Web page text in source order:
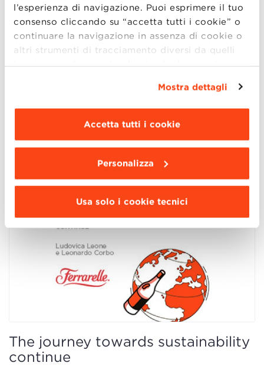
l’esperienza di navigazione. Puoi esprimere il tuo
consenso cliccando su “accetta tutti i cookie” o
continuare la navigazione in assenza di cookie o
altri strumenti di tracciamento diversi da quelli
tecnici semplicemente chiudendo il presente
Dettagli ”. Per
modificare le impostazioni di navigazione e
scegliere le funzionalità, le terze parti e i cookie
Mostra dettagli
Accetta tutti i cookie
Personalizza
Usa solo i cookie tecnici
Navigare tra Crisi e Crescita: La
Strategia di IMA nel Mercato
Globale del Packaging
The journey towards sustainability
continue